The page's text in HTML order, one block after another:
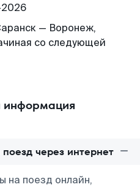
— Воронеж,
со следующей
информация
через интернет
на поезд онлайн,